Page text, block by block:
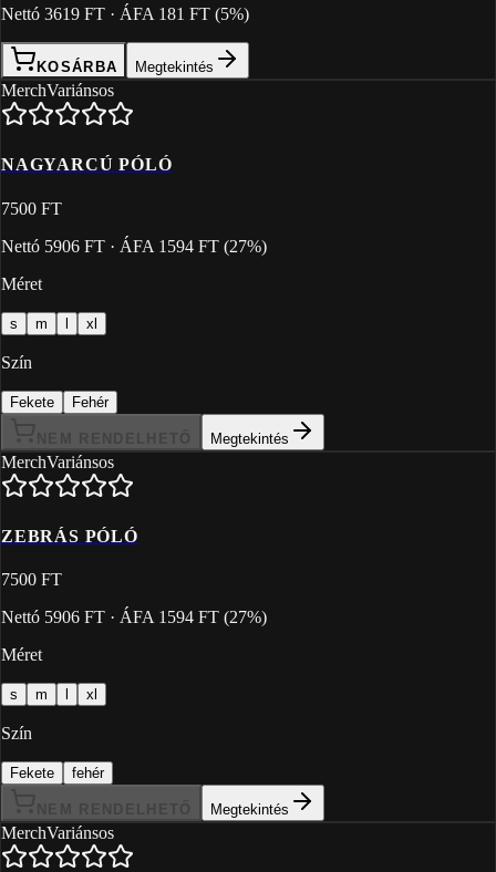
Nettó 3619 FT · ÁFA 181 FT (5%)
KOSÁRBA Megtekintés
MerchVariánsos
NAGYARCÚ PÓLÓ
7500 FT
Nettó 5906 FT · ÁFA 1594 FT (27%)
Méret
s m l xl
Szín
Fekete Fehér
Megtekintés
MerchVariánsos
ZEBRÁS PÓLÓ
7500 FT
Nettó 5906 FT · ÁFA 1594 FT (27%)
Méret
s m xl
Szín
Fekete fehér
Megtekintés
MerchVariánsos